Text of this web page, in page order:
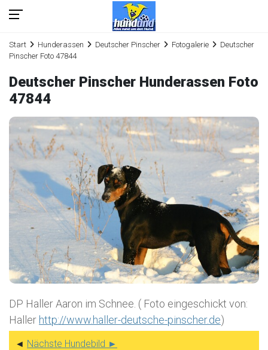
Start Hunderassen Deutscher Pinscher Fotogalerie
Deutscher
Pinscher Foto 47844
Deutscher Pinscher Hunderassen Foto
47844
DP Haller Aaron im Schnee. ( Foto eingeschickt von:
Haller http://www.haller-deutsche-pinscher.de)
◄ Nächste Hundebild ►